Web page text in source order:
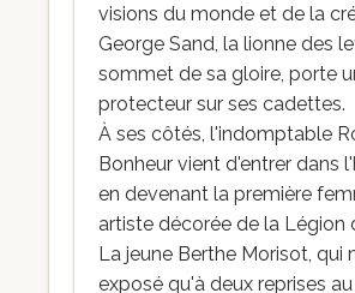
visions du monde et de la
George Sand, la lionne des
sommet de sa gloire, porte
protecteur sur ses cadettes.
À ses côtés, l'indomptable
Bonheur vient d'entrer dans
en devenant la première
artiste décorée de la Légion
La jeune Berthe Morisot, qui
exposé qu'à deux reprises